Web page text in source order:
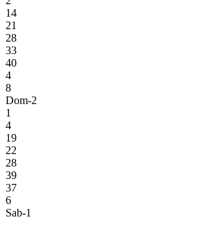
14
21
28
33
40
4
8
Dom-2
1
4
19
22
28
39
37
6
Sab-1